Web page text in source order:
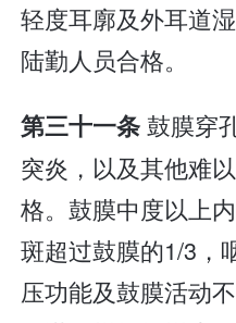
轻度耳廓及外耳道
陆勤人员合格。
第三十一条鼓膜穿
突炎，以及其他难
格。鼓膜中度以上
斑超过鼓膜的1/3，
压功能及鼓膜活动